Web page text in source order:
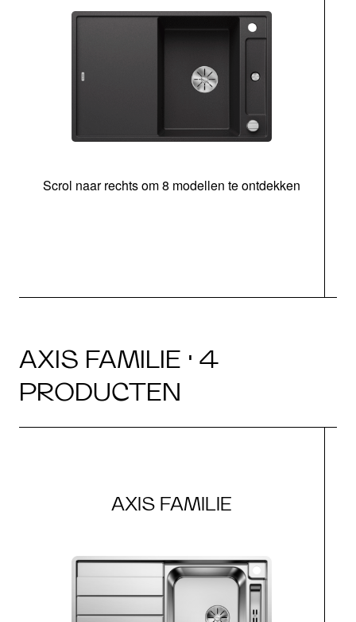
Scrol naar rechts om 8 modellen te ontdekken
AXIS FAMILIE · 4
PRODUCTEN
AXIS FAMILIE